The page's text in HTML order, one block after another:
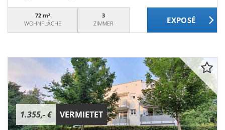
72 m²
WOHNFLÄCHE
3
ZIMMER
1.355,- € VERMIETET